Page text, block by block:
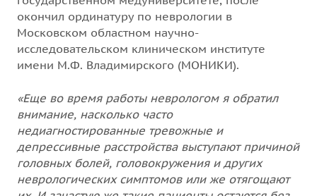
окончил ординатуру по неврологии в
Московском областном научно-
исследовательском клиническом институте
имени М.Ф. Владимирского (МОНИКИ).
«Еще во время работы неврологом я обратил
внимание, насколько часто
недиагностированные тревожные и
депрессивные расстройства выступают причиной
головных болей, головокружения и других
неврологических симптомов или же отягощают